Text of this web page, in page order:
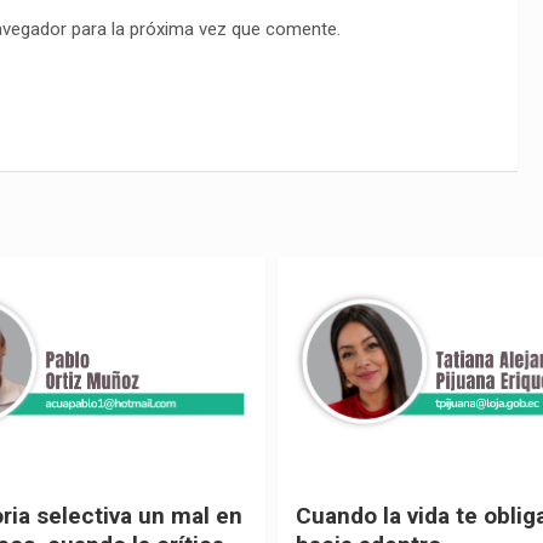
para la próxima vez que comente.
vida te obliga a mirar
Urnas, democracia y